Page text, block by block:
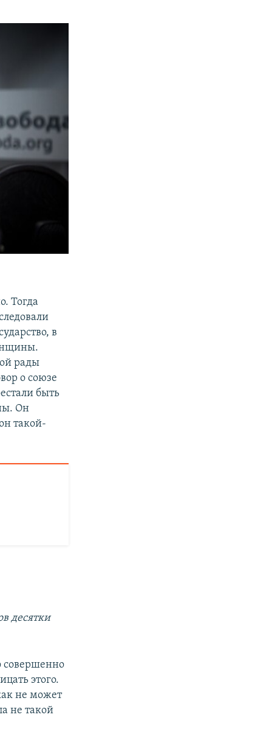
Тогда
в
рады
о союзе
быть
Он
такой-
десятки
совершенно
этого.
не может
не такой